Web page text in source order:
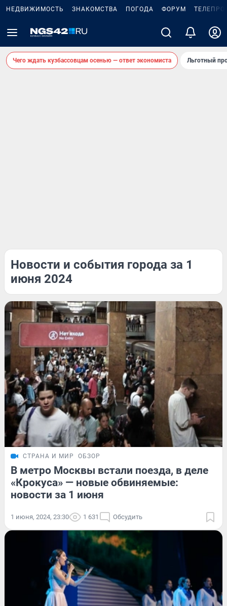
НЕДВИЖИМОСТЬ ЗНАКОМСТВА ПОГОДА ФОРУМ
Чего ждать кузбассовцам осенью — ответ экономиста Льготный
Новости и события города за 1
июня 2024
СТРАНА И МИР ОБЗОР
В метро Москвы встали поезда, в деле
«Крокуса» — новые обвиняемые:
новости за 1 июня
1 июня, 2024, 23:30 1 631 Обсудить